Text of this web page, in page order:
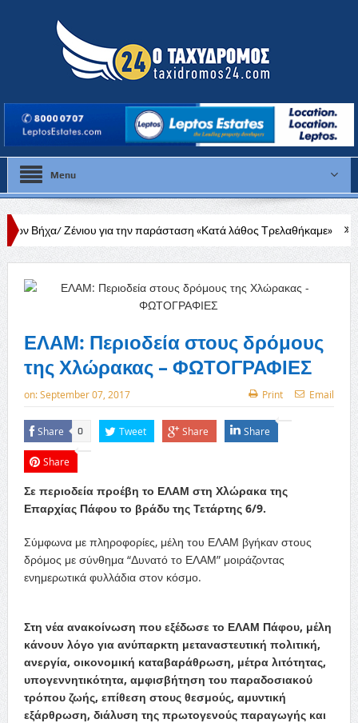
Menu
για την παράσταση «Κατά λάθος Τρελαθήκαμε» Σε λιγότερο
ΕΛΑΜ: Περιοδεία στους δρόμους
της Χλώρακας – ΦΩΤΟΓΡΑΦΙΕΣ
on:September 07, 2017 Print Email
Share 0 Tweet Share Share
Share
Σε περιοδεία προέβη το ΕΛΑΜ στη Χλώρακα της
Επαρχίας Πάφου το βράδυ της Τετάρτης 6/9.
Σύμφωνα με πληροφορίες, μέλη του ΕΛΑΜ βγήκαν στους
δρόμος με σύνθημα “Δυνατό το ΕΛΑΜ” μοιράζοντας
ενημερωτικά φυλλάδια στον κόσμο.
Στη νέα ανακοίνωση που εξέδωσε το ΕΛΑΜ Πάφου, μέλη
κάνουν λόγο για ανύπαρκτη μεταναστευτική πολιτική,
ανεργία, οικονομική καταβαράθρωση, μέτρα λιτότητας,
υπογεννητικότητα, αμφισβήτηση του παραδοσιακού
τρόπου ζωής, επίθεση στους θεσμούς, αμυντική
εξάρθρωση, διάλυση της πρωτογενούς παραγωγής και